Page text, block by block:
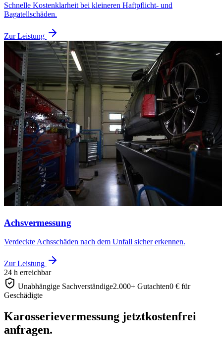
Schnelle Kostenklarheit bei kleineren Haftpflicht- und
Bagatellschäden.
Zur Leistung
Achsvermessung
Verdeckte Achsschäden nach dem Unfall sicher erkennen.
Zur Leistung
24 h erreichbar
Unabhängige Sachverständige2.000+ Gutachten0 € für
Geschädigte
Karosserievermessung jetztkostenfrei
anfragen.